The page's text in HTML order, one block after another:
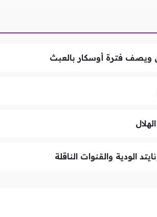
ويصف فترة أوسكار بالعبث
الودية والقنوات الناقلة